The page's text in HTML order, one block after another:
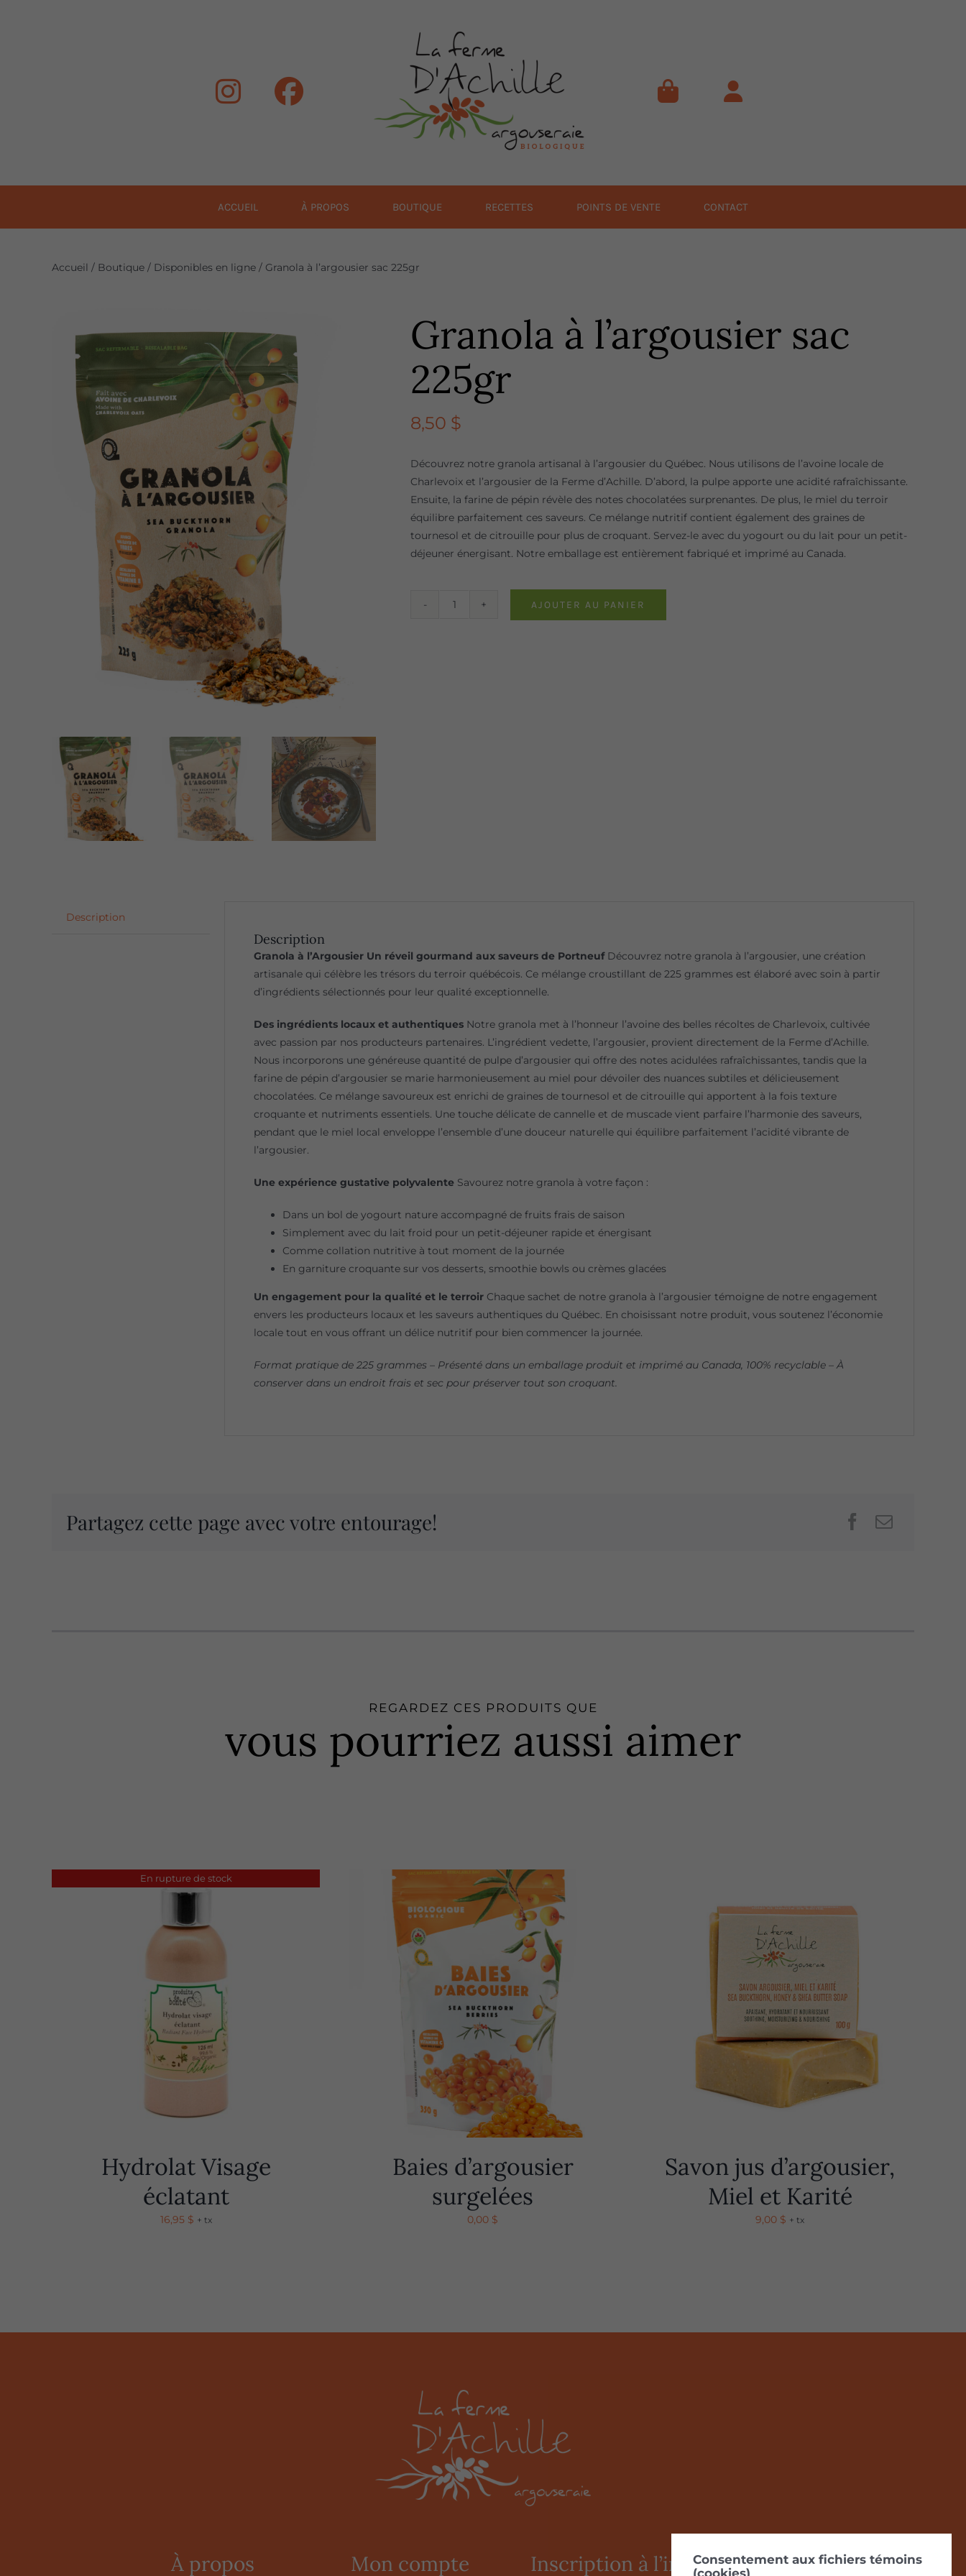
ACCUEIL À PROPOS BOUTIQUE RECETTES POINTS DE VENTE CONTACT
Accueil / Boutique/ Disponibles en ligne/ Granola à l’argousier sac 225gr
Granola à l’argousier sac
225gr
8,50 $
Découvrez notre granola artisanal à l’argousier du Québec. Nous utilisons de l’avoine locale de
Charlevoix et l’argousier de la Ferme d’Achille. D’abord, la pulpe apporte une acidité rafraîchissante.
Ensuite, la farine de pépin révèle des notes chocolatées surprenantes. De plus, le miel du terroir
équilibre parfaitement ces saveurs. Ce mélange nutritif contient également des graines de
tournesol et de citrouille pour plus de croquant. Servez-le avec du yogourt ou du lait pour un petit-
déjeuner énergisant. Notre emballage est entièrement fabriqué et imprimé au Canada.
quantité
AJOUTER AU PANIER
Description
Description
Granola à l’Argousier Un réveil gourmand aux saveurs de PortneufDécouvrez notre granola à l’argousier, une création
artisanale qui célèbre les trésors du terroir québécois. Ce mélange croustillant de 225 grammes est élaboré avec soin à partir
d’ingrédients sélectionnés pour leur qualité exceptionnelle.
Des ingrédients locaux et authentiquesNotre granola met à l’honneur l’avoine des belles récoltes de Charlevoix, cultivée
avec passion par nos producteurs partenaires. L’ingrédient vedette, l’argousier, provient directement de la Ferme d’Achille.
Nous incorporons une généreuse quantité de pulpe d’argousier qui offre des notes acidulées rafraîchissantes, tandis que la
farine de pépin d’argousier se marie harmonieusement au miel pour dévoiler des nuances subtiles et délicieusement
chocolatées. Ce mélange savoureux est enrichi de graines de tournesol et de citrouille qui apportent à la fois texture
croquante et nutriments essentiels. Une touche délicate de cannelle et de muscade vient parfaire l’harmonie des saveurs,
pendant que le miel local enveloppe l’ensemble d’une douceur naturelle qui équilibre parfaitement l’acidité vibrante de
l’argousier.
Une expérience gustative polyvalente Savourez notre granola à votre façon :
Dans un bol de yogourt nature accompagné de fruits frais de saison
Simplement avec du lait froid pour un petit-déjeuner rapide et énergisant
Comme collation nutritive à tout moment de la journée
En garniture croquante sur vos desserts, smoothie bowls ou crèmes glacées
Un engagement pour la qualité et le terroirChaque sachet de notre granola à l’argousier témoigne de notre engagement
envers les producteurs locaux et les saveurs authentiques du Québec. En choisissant notre produit, vous soutenez l’économie
locale tout en vous offrant un délice nutritif pour bien commencer la journée.
Format pratique de 225 grammes – Présenté dans un emballage produit et imprimé au Canada, 100% recyclable – À
conserver dans un endroit frais et sec pour préserver tout son croquant.
Partagez cette page avec votre entourage!
REGARDEZ CES PRODUITS QUE
vous pourriez aussi aimer
En rupture de stock
Hydrolat Visage
éclatant
16,95 $ + tx
Baies d’argousier
surgelées
0,00 $
Savon jus d’argousier,
Miel et Karité
9,00 $ + tx
À propos Mon compte Inscription à l’infolettreConsentement aux fichiers témoins
(cookies)